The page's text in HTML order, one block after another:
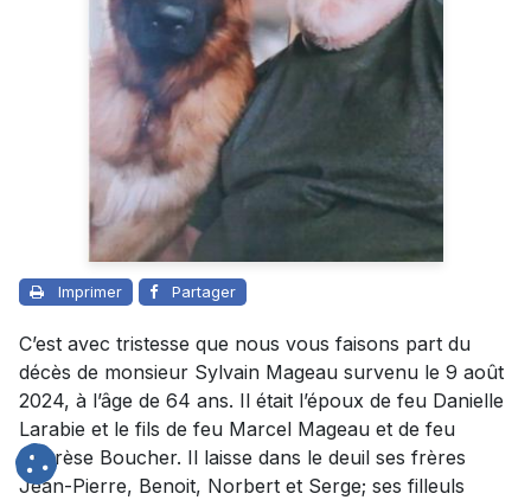
Imprimer Partager
C’est avec tristesse que nous vous faisons part du
décès de monsieur Sylvain Mageau survenu le 9 août
2024, à l’âge de 64 ans. Il était l’époux de feu Danielle
Larabie et le fils de feu Marcel Mageau et de feu
Thérèse Boucher. Il laisse dans le deuil ses frères
Jean-Pierre, Benoit, Norbert et Serge; ses filleuls